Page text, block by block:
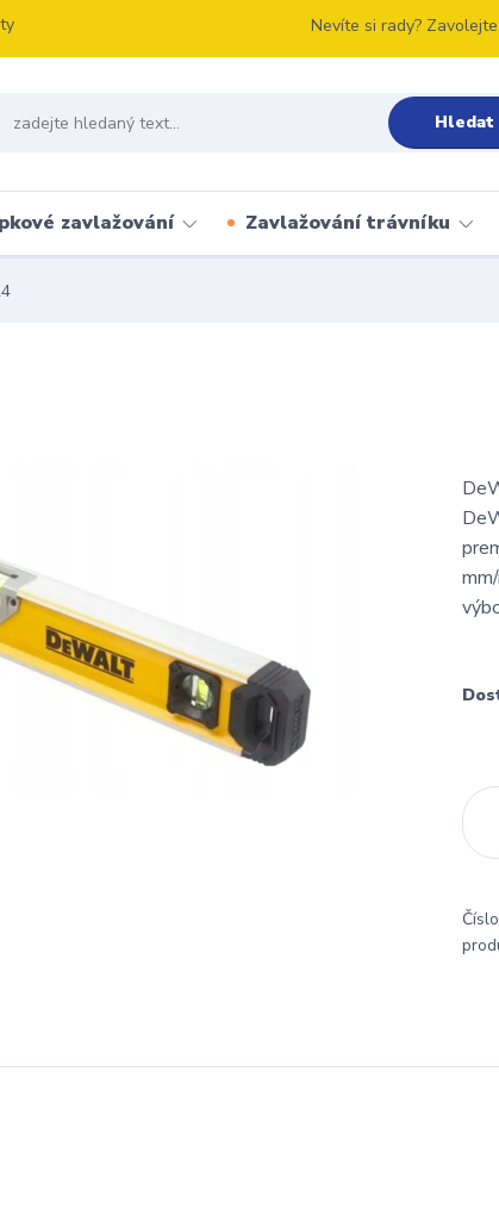
Hledat
Nevíte si rady? Zavolejte.
zavlažování Zavlažování trávníku
Číslo